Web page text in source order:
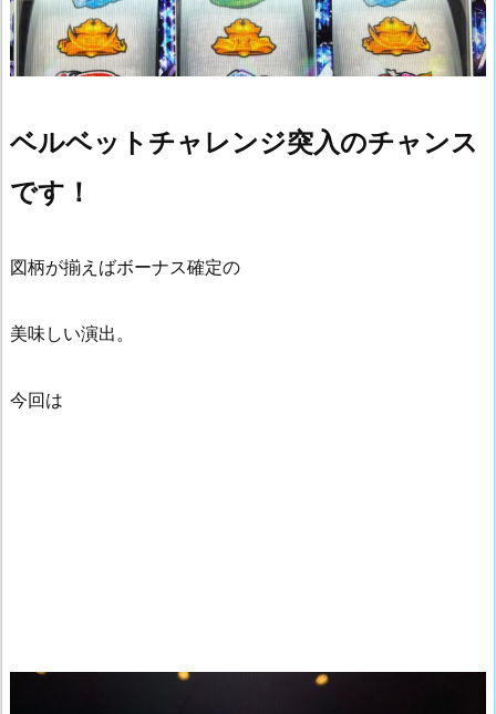
ベルベットチャレンジ突入のチャンス
です！
図柄が揃えばボーナス確定の
美味しい演出。
今回は